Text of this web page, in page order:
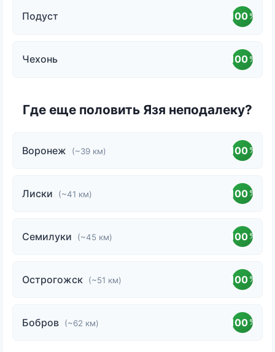
Подуст 100 %
Чехонь 100 %
Где еще половить Язя неподалеку?
Воронеж (~39 км) 100 %
Лиски (~41 км) 100 %
Семилуки (~45 км) 100 %
Острогожск (~51 км) 100 %
Бобров (~62 км) 100 %